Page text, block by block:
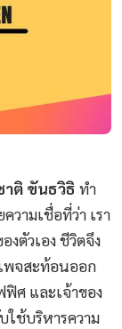
ติ ขันธวิธิ ทำ
ามเชื่อที่ว่า เรา
งตัวเอง ชีวิตจึง
พจสะท้อนออก
ศ และเจ้าของ
ใช้บริหารความ